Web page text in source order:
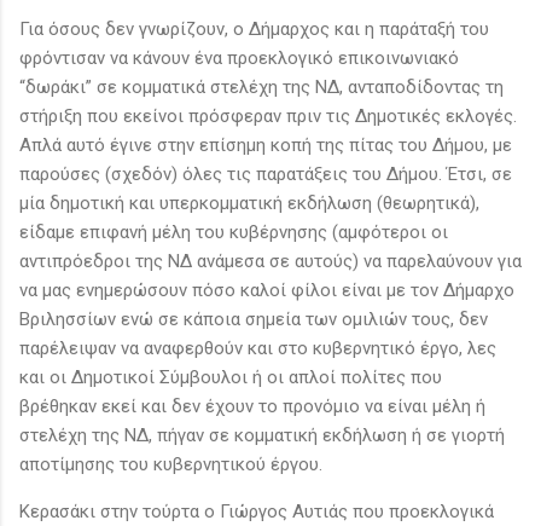
Για όσους δεν γνωρίζουν, ο Δήμαρχος και η παράταξή του
φρόντισαν να κάνουν ένα προεκλογικό επικοινωνιακό
“δωράκι” σε κομματικά στελέχη της ΝΔ, ανταποδίδοντας τη
στήριξη που εκείνοι πρόσφεραν πριν τις Δημοτικές εκλογές.
Απλά αυτό έγινε στην επίσημη κοπή της πίτας του Δήμου, με
παρούσες (σχεδόν) όλες τις παρατάξεις του Δήμου. Έτσι, σε
μία δημοτική και υπερκομματική εκδήλωση (θεωρητικά),
είδαμε επιφανή μέλη του κυβέρνησης (αμφότεροι οι
αντιπρόεδροι της ΝΔ ανάμεσα σε αυτούς) να παρελαύνουν για
να μας ενημερώσουν πόσο καλοί φίλοι είναι με τον Δήμαρχο
Βριλησσίων ενώ σε κάποια σημεία των ομιλιών τους, δεν
παρέλειψαν να αναφερθούν και στο κυβερνητικό έργο, λες
και οι Δημοτικοί Σύμβουλοι ή οι απλοί πολίτες που
βρέθηκαν εκεί και δεν έχουν το προνόμιο να είναι μέλη ή
στελέχη της ΝΔ, πήγαν σε κομματική εκδήλωση ή σε γιορτή
αποτίμησης του κυβερνητικού έργου.
Κερασάκι στην τούρτα ο Γιώργος Αυτιάς που προεκλογικά